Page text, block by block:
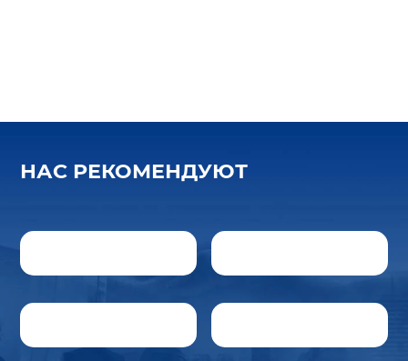
НАС РЕКОМЕНДУЮТ